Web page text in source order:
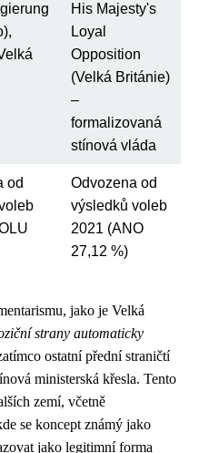
His Majesty's
Loyal
Opposition
(Velká Británie)
–
formalizovaná
stínová vláda
od
Odvozena od
výsledků voleb
2021 (ANO
27,12 %)
jako je Velká
strany automaticky
ostatní přední straničtí
ministerská křesla. Tento
zemí, včetně
se koncept známý jako
jako legitimní forma